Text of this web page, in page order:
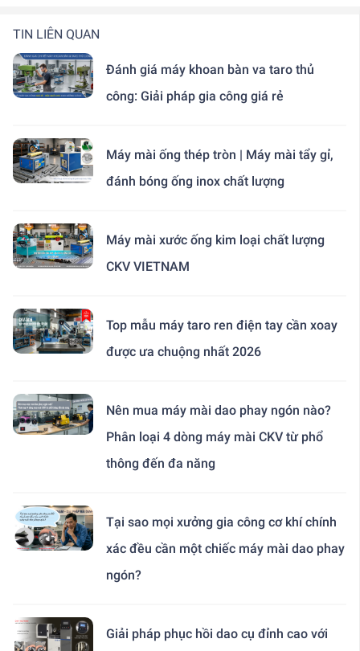
TIN LIÊN QUAN
Đánh giá máy khoan bàn va taro thủ
công: Giải pháp gia công giá rẻ
Máy mài ống thép tròn | Máy mài tẩy gỉ,
đánh bóng ống inox chất lượng
Máy mài xước ống kim loại chất lượng
CKV VIETNAM
Top mẫu máy taro ren điện tay cần xoay
được ưa chuộng nhất 2026
Nên mua máy mài dao phay ngón nào?
Phân loại 4 dòng máy mài CKV từ phổ
thông đến đa năng
Tại sao mọi xưởng gia công cơ khí chính
xác đều cần một chiếc máy mài dao phay
ngón?
Giải pháp phục hồi dao cụ đỉnh cao với